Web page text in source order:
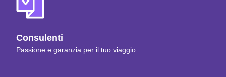
Consulenti
Passione e garanzia per il tuo viaggio.